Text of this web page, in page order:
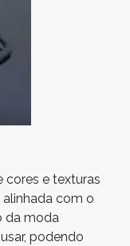
cores e texturas
com o
da moda
podendo